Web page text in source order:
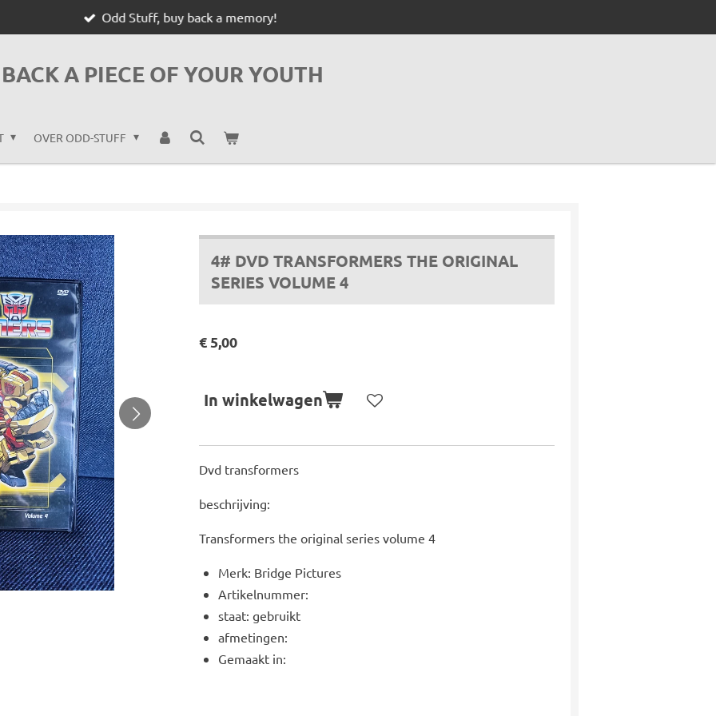
Odd Stuff, buy back a memory!
A PIECE OF YOUR YOUTH
OVER ODD-STUFF
4# DVD TRANSFORMERS THE ORIGINAL
SERIES VOLUME 4
€ 5,00
In winkelwagen
Dvd transformers
beschrijving:
Transformers the original series volume 4
Merk: Bridge Pictures
Artikelnummer:
staat: gebruikt
afmetingen:
Gemaakt in: